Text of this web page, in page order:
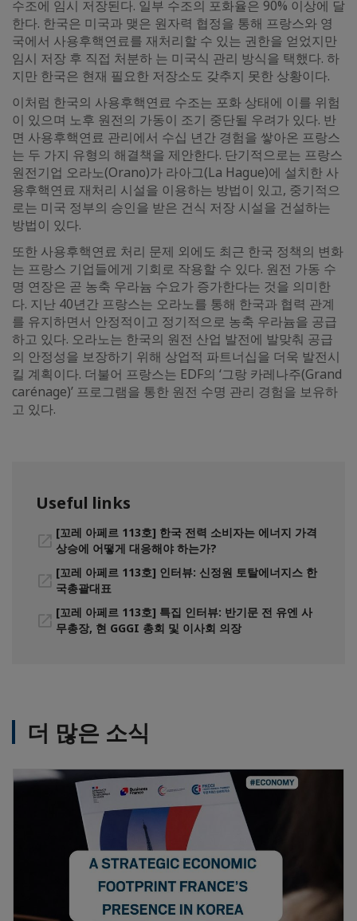
수조에 임시 저장된다. 일부 수조의 포화율은 90% 이상에 달
한다. 한국은 미국과 맺은 원자력 협정을 통해 프랑스와 영
국에서 사용후핵연료를 재처리할 수 있는 권한을 얻었지만
임시 저장 후 직접 처분하 는 미국식 관리 방식을 택했다. 하
지만 한국은 현재 필요한 저장소도 갖추지 못한 상황이다.
이처럼 한국의 사용후핵연료 수조는 포화 상태에 이를 위험
이 있으며 노후 원전의 가동이 조기 중단될 우려가 있다. 반
면 사용후핵연료 관리에서 수십 년간 경험을 쌓아온 프랑스
는 두 가지 유형의 해결책을 제안한다. 단기적으로는 프랑스
원전기업 오라노(Orano)가 라아그(La Hague)에 설치한 사
용후핵연료 재처리 시설을 이용하는 방법이 있고, 중기적으
로는 미국 정부의 승인을 받은 건식 저장 시설을 건설하는
방법이 있다.
또한 사용후핵연료 처리 문제 외에도 최근 한국 정책의 변화
는 프랑스 기업들에게 기회로 작용할 수 있다. 원전 가동 수
명 연장은 곧 농축 우라늄 수요가 증가한다는 것을 의미한
다. 지난 40년간 프랑스는 오라노를 통해 한국과 협력 관계
를 유지하면서 안정적이고 정기적으로 농축 우라늄을 공급
하고 있다. 오라노는 한국의 원전 산업 발전에 발맞춰 공급
의 안정성을 보장하기 위해 상업적 파트너십을 더욱 발전시
킬 계획이다. 더불어 프랑스는 EDF의 ‘그랑 카레나주(Grand
carénage)’ 프로그램을 통한 원전 수명 관리 경험을 보유하
고 있다.
Useful links
[꼬레 아페르 113호] 한국 전력 소비자는 에너지 가격
상승에 어떻게 대응해야 하는가?
[꼬레 아페르 113호] 인터뷰: 신정원 토탈에너지스 한
국총괄대표
[꼬레 아페르 113호] 특집 인터뷰: 반기문 전 유엔 사
무총장, 현 GGGI 총회 및 이사회 의장
더 많은 소식